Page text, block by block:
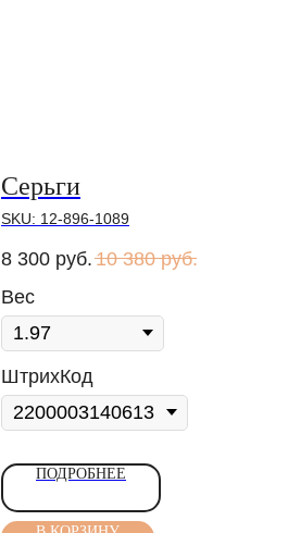
Серьги
SKU: 12-896-1089
8 300 руб. 10 380 руб.
Вес
ШтрихКод
ПОДРОБНЕЕ